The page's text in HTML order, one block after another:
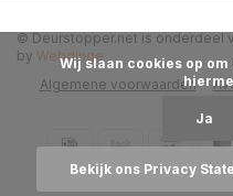
Algemene voorwaarden
© Deurstopper.net is onderdeel
by Webdinge
            Wij slaan cookies op om onze website te verbeteren. gaat u
Ja
Bekijk ons Privacy